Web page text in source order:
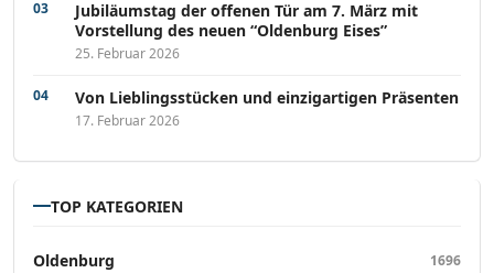
Jubiläumstag der offenen Tür am 7. März mit
Vorstellung des neuen “Oldenburg Eises”
25. Februar 2026
Von Lieblingsstücken und einzigartigen Präsenten
17. Februar 2026
TOP KATEGORIEN
Oldenburg 1696